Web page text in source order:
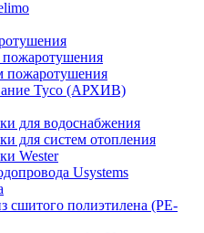
пожаротушения
пожаротушения
Tyco (АРХИВ)
для водоснабжения
для систем отопления
Wester
Usystems
сшитого полиэтилена (PE-